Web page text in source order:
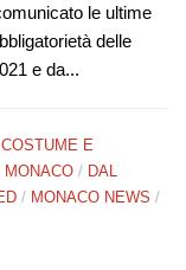
le ultime
delle
e da...
COSTUME E
MONACO / DAL
/ MONACO NEWS /